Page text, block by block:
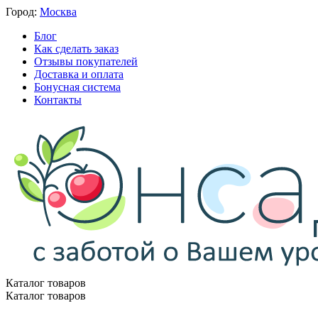
Город: Москва
Блог
Как сделать заказ
Отзывы покупателей
Доставка и оплата
Бонусная система
Контакты
Каталог товаров
Каталог товаров